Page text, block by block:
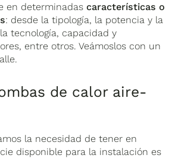
en determinadascaracterísticas o
: desde la tipología, la potencia y la
tecnología, capacidad y
entre otros. Veámoslos con un
de calor aire-
la necesidad de tener en
disponible para la instalación es